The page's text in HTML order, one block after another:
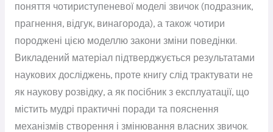
поняття чотириступеневої моделі звичок (подразник,
прагнення, відгук, винагорода), а також чотири
породжені цією моделлю закони зміни поведінки.
Викладений матеріал підтверджується результатами
наукових досліджень, проте книгу слід трактувати не
як наукову розвідку, а як посібник з експлуатації, що
містить мудрі практичні поради та пояснення
механізмів створення і змінювання власних звичок.